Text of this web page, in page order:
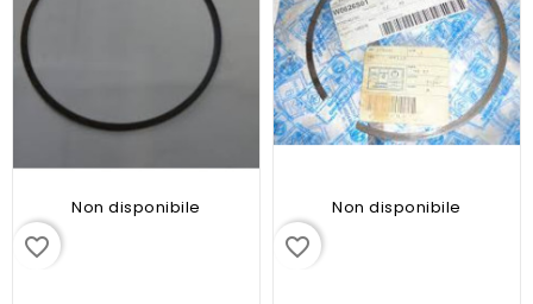
Non disponibile
favorite_border
Non disponibile
favorite_border